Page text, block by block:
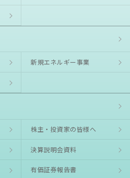
新規エネルギー事業
株主・投資家の皆様へ
決算説明会資料
有価証券報告書